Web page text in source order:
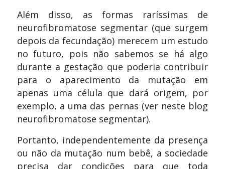
Além disso, as formas raríssimas de
neurofibromatose segmentar (que surgem
depois da fecundação) merecem um estudo
no futuro, pois não sabemos se há algo
durante a gestação que poderia contribuir
para o aparecimento da mutação em
apenas uma célula que dará origem, por
exemplo, a uma das pernas (ver neste blog
neurofibromatose segmentar).
Portanto, independentemente da presença
ou não da mutação num bebê, a sociedade
precisa dar condições para que toda